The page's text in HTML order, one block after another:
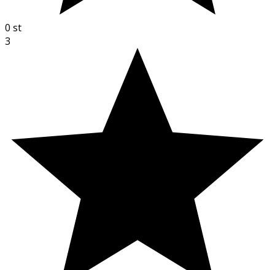
0 st
3